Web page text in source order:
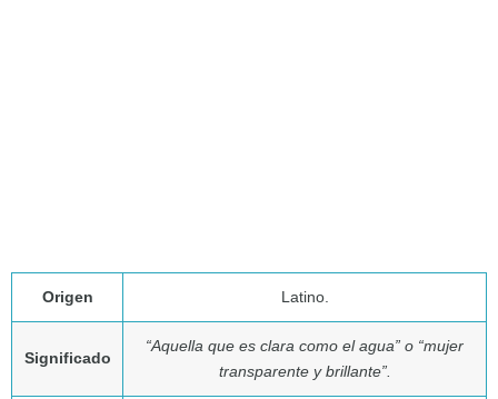
Origen Latino.
Significado
“Aquella que es clara como el agua” o “mujer
transparente y brillante”.